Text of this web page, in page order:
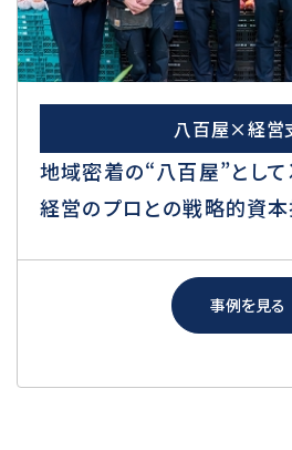
八百屋×経営
地域密着の“八百屋”として
経営のプロとの戦略的資
事例を見る